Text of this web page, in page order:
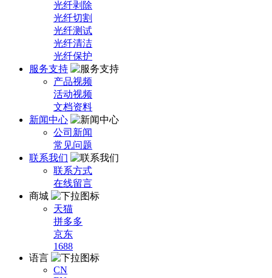
光纤剥除
光纤切割
光纤测试
光纤清洁
光纤保护
服务支持
产品视频
活动视频
文档资料
新闻中心
公司新闻
常见问题
联系我们
联系方式
在线留言
商城
天猫
拼多多
京东
1688
语言
CN